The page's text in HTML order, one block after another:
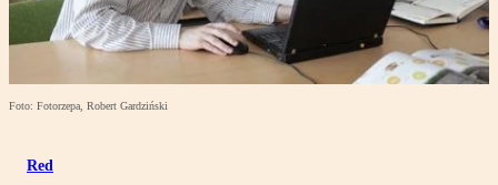
Foto: Fotorzepa, Robert Gardziński
Red